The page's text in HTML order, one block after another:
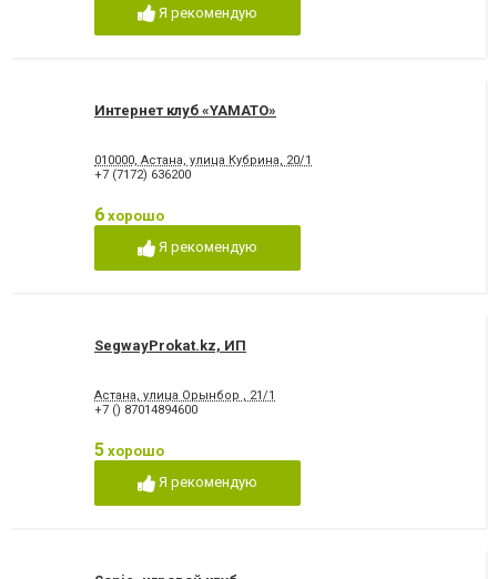
Я рекомендую
Интернет клуб «YAMATO»
010000, Астана, улица Кубрина, 20/1
+7 (7172) 636200
6 хорошо
Я рекомендую
SegwayProkat.kz, ИП
Астана, улица Орынбор , 21/1
+7 () 87014894600
5 хорошо
Я рекомендую